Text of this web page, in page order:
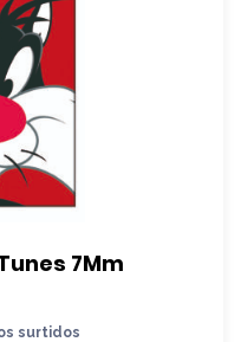
7Mm
surtidos